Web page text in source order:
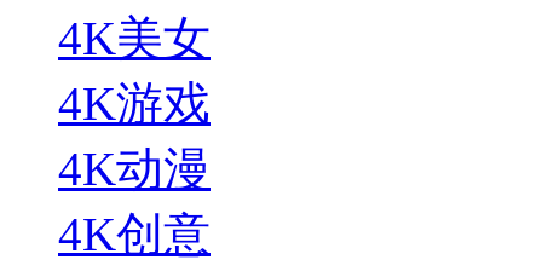
4K美女
4K游戏
4K动漫
4K创意